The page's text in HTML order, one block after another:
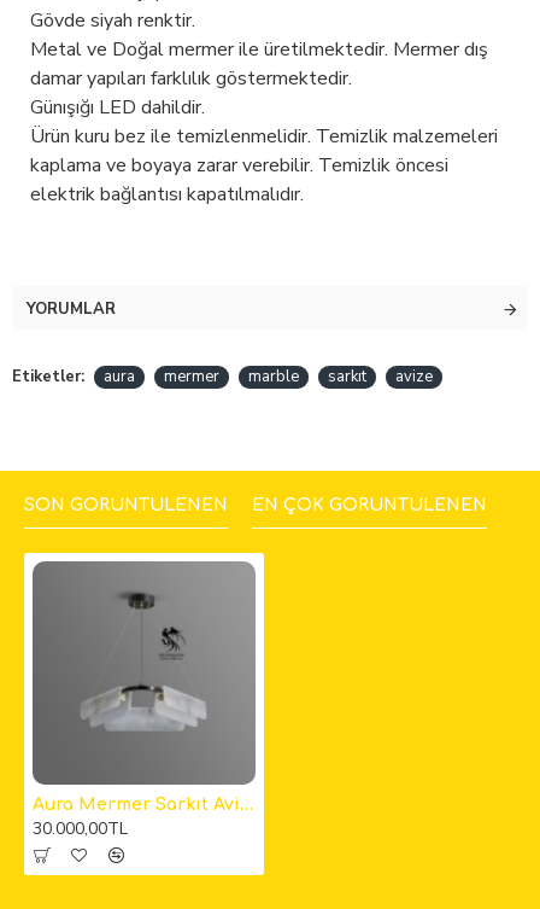
Gövde siyah renktir.
Metal ve Doğal mermer ile üretilmektedir. Mermer dış
damar yapıları farklılık göstermektedir.
Günışığı LED dahildir.
Ürün kuru bez ile temizlenmelidir. Temizlik malzemeleri
kaplama ve boyaya zarar verebilir. Temizlik öncesi
elektrik bağlantısı kapatılmalıdır.
YORUMLAR
Etiketler: aura mermer marble sarkıt avize
SON GÖRÜNTÜLENEN EN ÇOK GÖRÜNTÜLENEN
Aura Mermer Sarkıt Avize 2
30.000,00TL